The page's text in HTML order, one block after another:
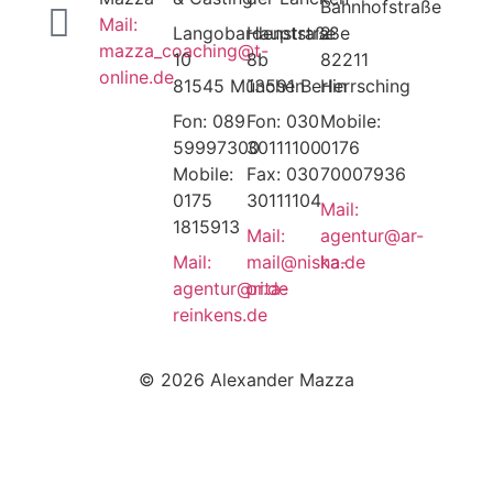
Mail:
mazza_coaching@t-
online.de
Langobardenstraße
10
81545 München
Fon: 089
59997300
Mobile:
0175
1815913
Mail:
agentur@rita-
reinkens.de
Hauptstraße
8b
13591 Berlin
Fon: 030
30111100
Fax: 030
30111104
Mail:
mail@nisha-
pr.de
Bahnhofstraße
2
82211
Herrsching
Mobile:
0176
70007936
Mail:
agentur@ar-
ka.de
© 2026 Alexander Mazza